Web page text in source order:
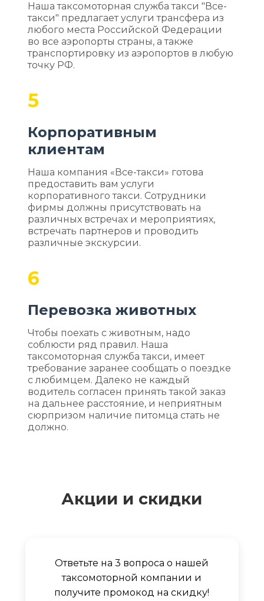
Наша таксомоторная служба такси "Все-
такси" предлагает услуги трансфера из
любого места Российской Федерации
во все аэропорты страны, а также
транспортировку из аэропортов в любую
точку РФ.
5
Корпоративным
клиентам
Наша компания «Все-такси» готова
предоставить вам услуги
корпоративного такси. Сотрудники
фирмы должны присутствовать на
различных встречах и мероприятиях,
встречать партнеров и проводить
различные экскурсии.
6
Перевозка животных
Чтобы поехать с животным, надо
соблюсти ряд правил. Наша
таксомоторная служба такси, имеет
требование заранее сообщать о поездке
с любимцем. Далеко не каждый
водитель согласен принять такой заказ
на дальнее расстояние, и неприятным
сюрпризом наличие питомца стать не
должно.
Акции и скидки
Ответьте на 3 вопроса о нашей
таксомоторной компании и
получите промокод на скидку!